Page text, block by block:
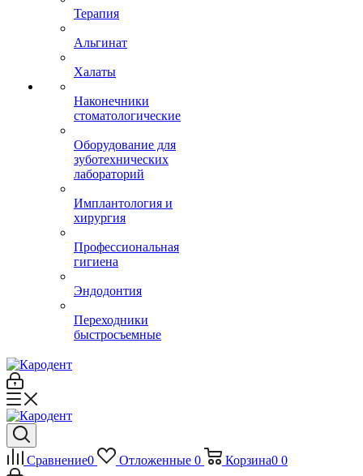
Терапия
Альгинат
Халаты
Наконечники
стоматологические
Оборудование для
зуботехнических
лабораторий
Имплантология и
хирургия
Профессиональная
гигиена
Эндодонтия
Переходники
быстросъемные
Сравнение0 Отложенные 0 Корзина0 0